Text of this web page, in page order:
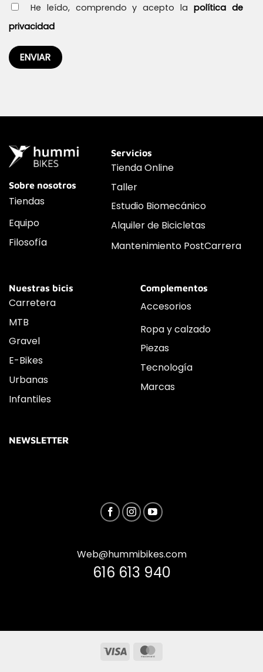
He leído, comprendo y acepto lapolítica de
privacidad
Sobre nosotros
Tiendas
Equipo
Filosofía
Servicios
Tienda Online
Taller
Estudio Biomecánico
Alquiler de Bicicletas
Mantenimiento PostCarrera
Nuestras bicis
Carretera
MTB
Gravel
E-Bikes
Urbanas
Infantiles
Complementos
Accesorios
Ropa y calzado
Piezas
Tecnología
Marcas
NEWSLETTER
Web@hummibikes.com
616 613 940
Visa